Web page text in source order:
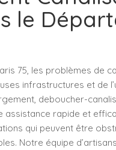
le
75, les problèmes de
infrastructures et de
deboucher-
assistance rapide et
qui peuvent être
Notre équipe